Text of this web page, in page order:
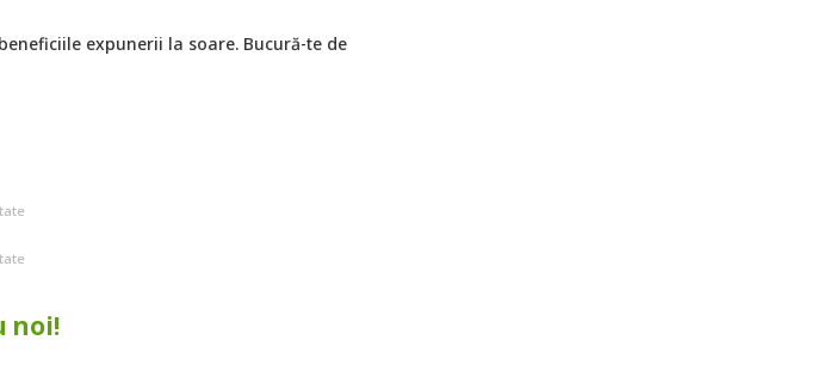
expunerii la soare. Bucură-te de
noi!